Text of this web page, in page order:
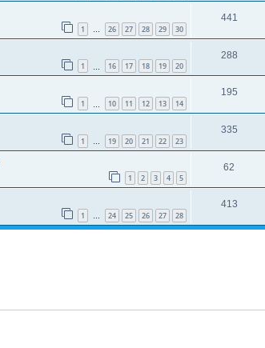
1 … 26 27 28 29 30
441
1 16 17 18 19 20
288
1 10 11 12 13 14
195
1 … 19 20 21 22 23
335
1 2 3 4 5
62
1 … 24 25 26 27 28
413